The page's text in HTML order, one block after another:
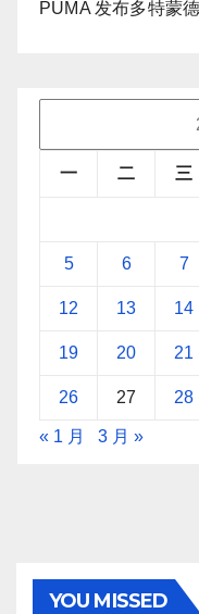
PUMA 发布多特蒙
一 二 三
5 6 7
12 13 14
19 20 21
26 27 28
« 1 月 3 月 »
YOU MISSED